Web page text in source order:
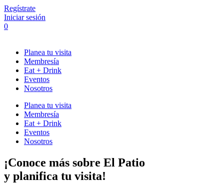
Regístrate
Iniciar sesión
0
Planea tu visita
Membresía
Eat + Drink
Eventos
Nosotros
Planea tu visita
Membresía
Eat + Drink
Eventos
Nosotros
¡Conoce más sobre El Patio
y planifica tu visita!